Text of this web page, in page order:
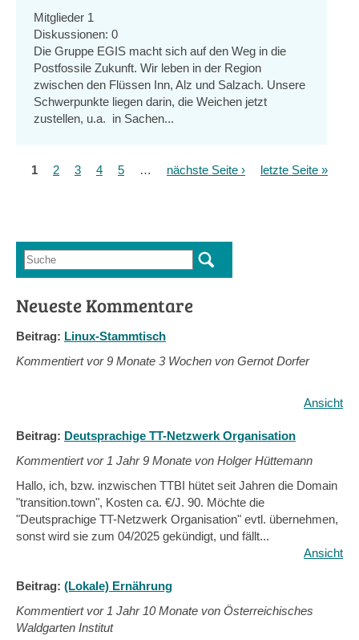
Mitglieder 1
Diskussionen: 0
Die Gruppe EGIS macht sich auf den Weg in die
Postfossile Zukunft. Wir leben in der Region
zwischen den Flüssen Inn, Alz und Salzach. Unsere
Schwerpunkte liegen darin, die Weichen jetzt
zustellen, u.a. in Sachen...
Seiten
1 2 3 4 5 nächste Seite › letzte Seite »
Suchformular
Suche
Neueste Kommentare
Beitrag: Linux-Stammtisch
Kommentiert vor9 Monate 3 Wochen von Gernot Dorfer
Ansicht
Beitrag: Deutsprachige TT-Netzwerk Organisation
Kommentiert vor 1 Jahr 9 Monate von Holger Hüttemann
Hallo, ich, bzw. inzwischen TTBI hütet seit Jahren die Domain
"transition.town", Kosten ca. €/J. 90. Möchte die
"Deutsprachige TT-Netzwerk Organisation" evtl. übernehmen,
sonst wird sie zum 04/2025 gekündigt, und fällt...
Ansicht
Beitrag: (Lokale) Ernährung
Kommentiert vor 1 Jahr 10 Monate von Österreichisches
Waldgarten Institut